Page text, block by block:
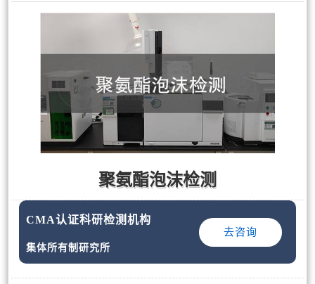
聚氨酯泡沫检测
CMA认证科研检测机构
集体所有制研究所
去咨询